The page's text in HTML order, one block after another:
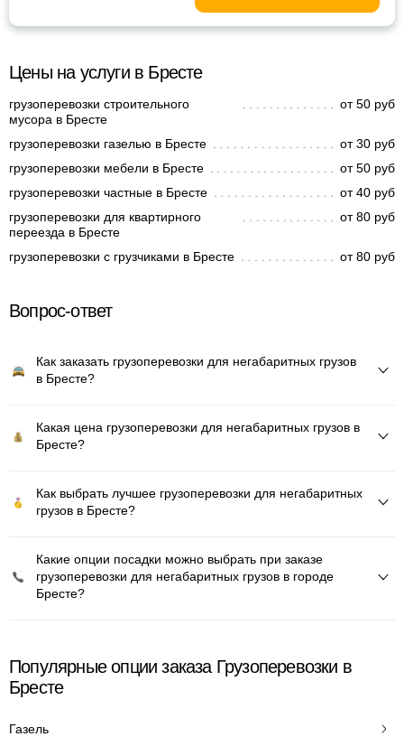
Цены на услуги в Бресте
грузоперевозки строительного
мусора в Бресте
от 50 руб
грузоперевозки газелью в Бресте
от 30 руб
грузоперевозки мебели в Бресте
от 50 руб
грузоперевозки частные в Бресте
от 40 руб
грузоперевозки для квартирного
переезда в Бресте
от 80 руб
грузоперевозки с грузчиками в Бресте от 80 руб
Вопрос-ответ
Как заказать грузоперевозки для негабаритных грузов
в Бресте?
Какая цена грузоперевозки для негабаритных грузов в
Бресте?
Как выбрать лучшее грузоперевозки для негабаритных
грузов в Бресте?
Какие опции посадки можно выбрать при заказе
грузоперевозки для негабаритных грузов в городе
Бресте?
Популярные опции заказа Грузоперевозки в
Бресте
Газель